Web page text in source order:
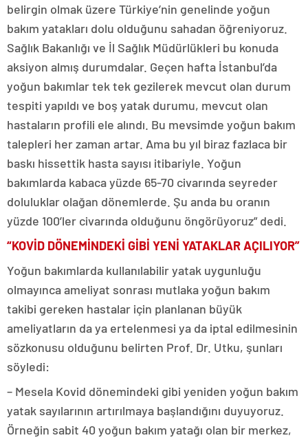
belirgin olmak üzere Türkiye’nin genelinde yoğun
bakım yatakları dolu olduğunu sahadan öğreniyoruz.
Sağlık Bakanlığı ve İl Sağlık Müdürlükleri bu konuda
aksiyon almış durumdalar. Geçen hafta İstanbul’da
yoğun bakımlar tek tek gezilerek mevcut olan durum
tespiti yapıldı ve boş yatak durumu, mevcut olan
hastaların profili ele alındı. Bu mevsimde yoğun bakım
talepleri her zaman artar. Ama bu yıl biraz fazlaca bir
baskı hissettik hasta sayısı itibariyle. Yoğun
bakımlarda kabaca yüzde 65-70 civarında seyreder
doluluklar olağan dönemlerde. Şu anda bu oranın
yüzde 100’ler civarında olduğunu öngörüyoruz” dedi.
“KOVİD DÖNEMİNDEKİ GİBİ YENİ YATAKLAR AÇILIYOR”
Yoğun bakımlarda kullanılabilir yatak uygunluğu
olmayınca ameliyat sonrası mutlaka yoğun bakım
takibi gereken hastalar için planlanan büyük
ameliyatların da ya ertelenmesi ya da iptal edilmesinin
sözkonusu olduğunu belirten Prof. Dr. Utku, şunları
söyledi:
– Mesela Kovid dönemindeki gibi yeniden yoğun bakım
yatak sayılarının artırılmaya başlandığını duyuyoruz.
Örneğin sabit 40 yoğun bakım yatağı olan bir merkez,